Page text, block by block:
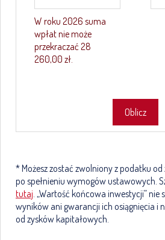
W roku 2026 suma
wpłat nie może
przekraczać 28
260,00 zł.
Oblicz
* Możesz zostać zwolniony z podatku
po spełnieniu wymogów ustawowych.
tutaj. „Wartość końcowa inwestycji” nie
wyników ani gwarancji ich osiągnięcia i
od zysków kapitałowych.